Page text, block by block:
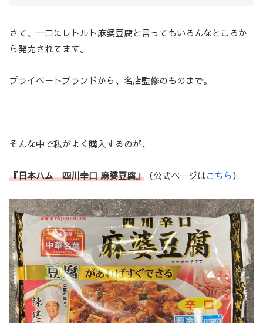
さて、一口にレトルト麻婆豆腐と言ってもいろんなところか
ら発売されてます。
プライベートブランドから、名店監修のものまで。
そんな中で私がよく購入するのが、
『日本ハム 四川辛口 麻婆豆腐』 （公式ページはこちら）